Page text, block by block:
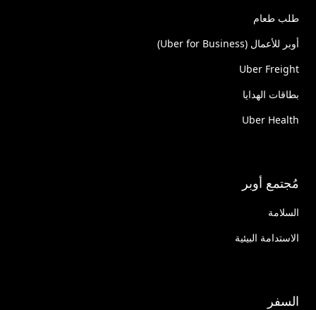
طلب طعام
أوبر للأعمال (Uber for Business)
Uber Freight
بطاقات الهدايا
Uber Health
مُجتمع أوبر
السلامة
الاستدامة البيئية
السفر